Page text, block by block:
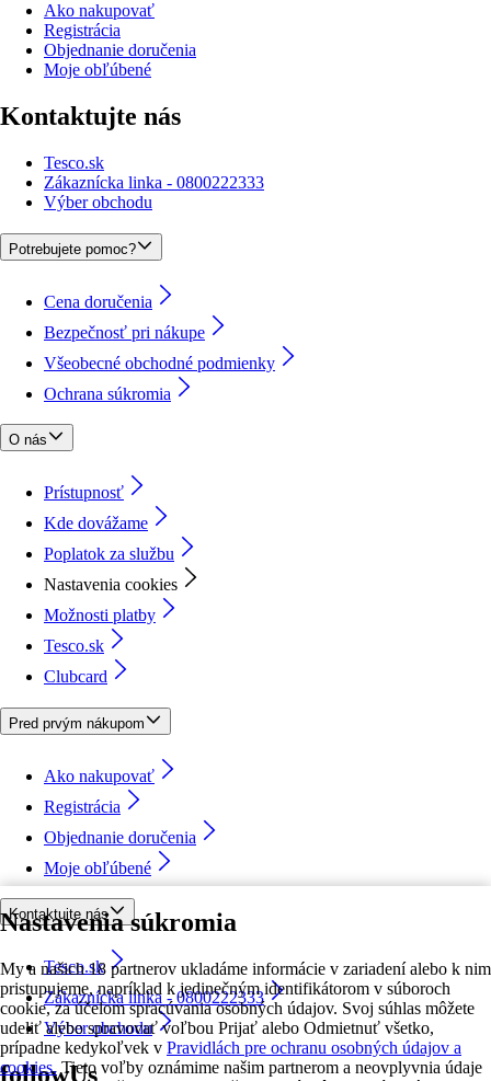
Nastavenia súkromia
My a našich 18 partnerov ukladáme informácie v zariadení alebo k nim
pristupujeme, napríklad k jedinečným identifikátorom v súboroch
cookie, za účelom spracúvania osobných údajov. Svoj súhlas môžete
udeliť alebo spravovať voľbou Prijať alebo Odmietnuť všetko,
prípadne kedykoľvek v Pravidlách pre ochranu osobných údajov a
cookies. Tieto voľby oznámime našim partnerom a neovplyvnia údaje
Ako nakupovať
Registrácia
Objednanie doručenia
Moje obľúbené
Kontaktujte nás
Tesco.sk
Zákaznícka linka - 0800222333
Výber obchodu
Potrebujete pomoc?
Cena doručenia
Bezpečnosť pri nákupe
Všeobecné obchodné podmienky
Ochrana súkromia
O nás
Prístupnosť
Kde dovážame
Poplatok za službu
Nastavenia cookies
Možnosti platby
Tesco.sk
Clubcard
Pred prvým nákupom
Ako nakupovať
Registrácia
Objednanie doručenia
Moje obľúbené
Kontaktujte nás
Tesco.sk
Zákaznícka linka - 0800222333
Výber obchodu
followUs